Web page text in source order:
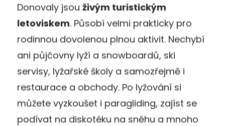
Donovaly jsou živým turistickým
letoviskem. Působí velmi prakticky pro
rodinnou dovolenou plnou aktivit. Nechybí
ani půjčovny lyží a snowboardů, ski
servisy, lyžařské školy a samozřejmě i
restaurace a obchody. Po lyžování si
můžete vyzkoušet i paragliding, zajíst se
podívat na diskotéku na sněhu a mnoho